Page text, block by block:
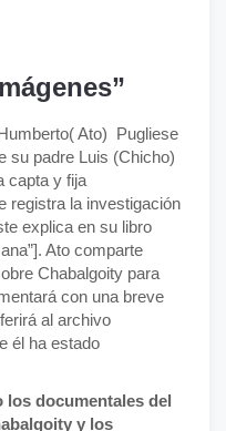
Ato) Pugliese
su padre Luis (Chicho)
capta y fija
registra la investigación
explica en su libro
Ato comparte
Chabalgoity para
con una breve
al archivo
él ha estado
los documentales del
y los